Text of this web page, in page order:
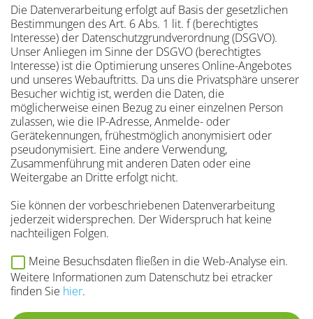
Die Datenverarbeitung erfolgt auf Basis der gesetzlichen
Bestimmungen des Art. 6 Abs. 1 lit. f (berechtigtes
Interesse) der Datenschutzgrundverordnung (DSGVO).
Unser Anliegen im Sinne der DSGVO (berechtigtes
Interesse) ist die Optimierung unseres Online-Angebotes
und unseres Webauftritts. Da uns die Privatsphäre unserer
Besucher wichtig ist, werden die Daten, die
möglicherweise einen Bezug zu einer einzelnen Person
zulassen, wie die IP-Adresse, Anmelde- oder
Gerätekennungen, frühestmöglich anonymisiert oder
pseudonymisiert. Eine andere Verwendung,
Zusammenführung mit anderen Daten oder eine
Weitergabe an Dritte erfolgt nicht.
Sie können der vorbeschriebenen Datenverarbeitung
jederzeit widersprechen. Der Widerspruch hat keine
nachteiligen Folgen.
Meine Besuchsdaten fließen in die Web-Analyse ein.
Weitere Informationen zum Datenschutz bei etracker
finden Sie hier.